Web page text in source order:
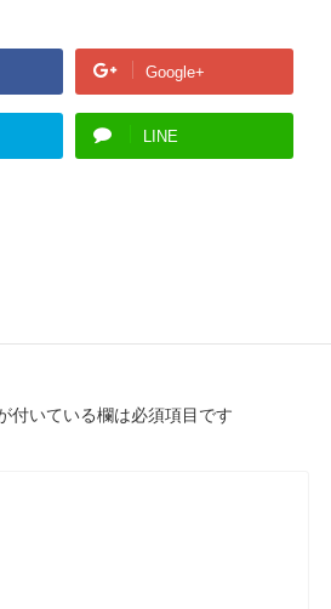
Google+
LINE
付いている欄は必須項目です